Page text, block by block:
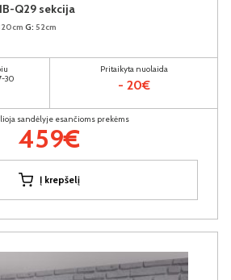
Q29 sekcija
G: 52cm
30
Pritaikyta nuolaida
- 20€
sandėlyje esančioms prekėms
459€
Į krepšelį